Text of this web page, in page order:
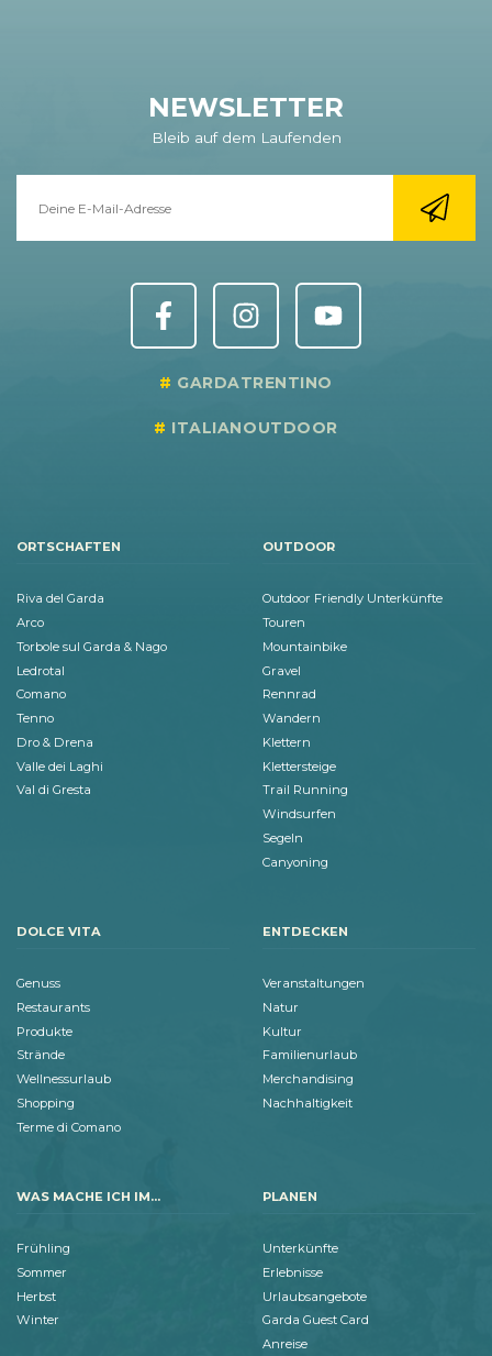
NEWSLETTER
Bleib auf dem Laufenden
GARDATRENTINO
ITALIANOUTDOOR
ORTSCHAFTEN
Riva del Garda
Arco
Torbole sul Garda & Nago
Ledrotal
Comano
Tenno
Dro & Drena
Valle dei Laghi
Val di Gresta
OUTDOOR
Outdoor Friendly Unterkünfte
Touren
Mountainbike
Gravel
Rennrad
Wandern
Klettern
Klettersteige
Trail Running
Windsurfen
Segeln
Canyoning
DOLCE VITA
Genuss
Restaurants
Produkte
Strände
Wellnessurlaub
Shopping
Terme di Comano
ENTDECKEN
Veranstaltungen
Natur
Kultur
Familienurlaub
Merchandising
Nachhaltigkeit
WAS MACHE ICH IM...
Frühling
Sommer
Herbst
Winter
PLANEN
Unterkünfte
Erlebnisse
Urlaubsangebote
Garda Guest Card
Anreise